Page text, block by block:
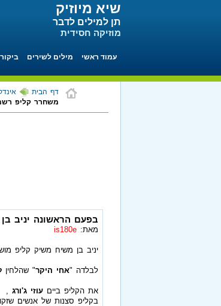
שיא מיוזיק
תן למילים לדבר
מוזיקה חסידית
עמוד ראשי מילים לשירים
דף הבית
משחרר קליפ
בפעם הראשונה יניב
מאת: is180e
יניב בן משיח משיק קליפ
לבלדה "אחי היקר" שהלחין
את הקליפ ביים עוזי ג'ורג ,
בקליפ סצנות של אנשים